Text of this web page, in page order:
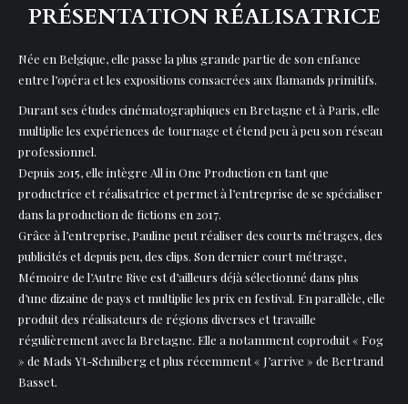
PRÉSENTATION RÉALISATRICE
Née en Belgique, elle passe la plus grande partie de son enfance
entre l’opéra et les expositions consacrées aux flamands primitifs.
Durant ses études cinématographiques en Bretagne et à Paris, elle
multiplie les expériences de tournage et étend peu à peu son réseau
professionnel.
Depuis 2015, elle intègre All in One Production en tant que
productrice et réalisatrice et permet à l’entreprise de se spécialiser
dans la production de fictions en 2017.
Grâce à l’entreprise, Pauline peut réaliser des courts métrages, des
publicités et depuis peu, des clips. Son dernier court métrage,
Mémoire de l’Autre Rive est d’ailleurs déjà sélectionné dans plus
d’une dizaine de pays et multiplie les prix en festival. En parallèle, elle
produit des réalisateurs de régions diverses et travaille
régulièrement avec la Bretagne. Elle a notamment coproduit « Fog
» de Mads Yt-Schniberg et plus récemment « J’arrive » de Bertrand
Basset.